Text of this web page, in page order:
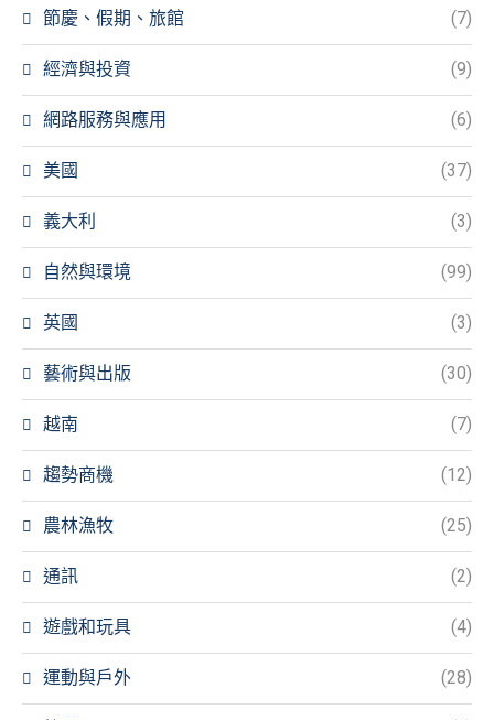
節慶、假期、旅館 (7)
經濟與投資 (9)
網路服務與應用 (6)
美國 (37)
義大利 (3)
自然與環境 (99)
英國 (3)
藝術與出版 (30)
越南 (7)
趨勢商機 (12)
農林漁牧 (25)
通訊 (2)
遊戲和玩具 (4)
運動與戶外 (28)